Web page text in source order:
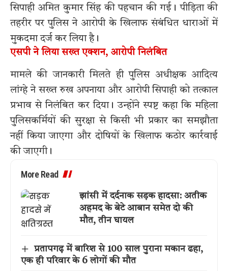
सिपाही अमित कुमार सिंह की पहचान की गई। पीड़िता की
तहरीर पर पुलिस ने आरोपी के खिलाफ संबंधित धाराओं में
मुकदमा दर्ज कर लिया है।
एसपी ने लिया सख्त एक्शन, आरोपी निलंबित
मामले की जानकारी मिलते ही पुलिस अधीक्षक आदित्य
लांग्हे ने सख्त रुख अपनाया और आरोपी सिपाही को तत्काल
प्रभाव से निलंबित कर दिया। उन्होंने स्पष्ट कहा कि महिला
पुलिसकर्मियों की सुरक्षा से किसी भी प्रकार का समझौता
नहीं किया जाएगा और दोषियों के खिलाफ कठोर कार्रवाई
की जाएगी।
More Read
झांसी में दर्दनाक सड़क हादसा: अतीक
अहमद के बेटे आबान समेत दो की
मौत, तीन घायल
प्रतापगढ़ में बारिश से 100 साल पुराना मकान ढहा,
एक ही परिवार के 6 लोगों की मौत